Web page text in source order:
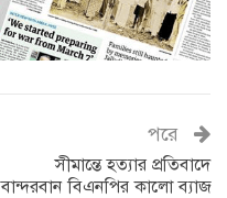
পরে
সীমান্তে হত্যার প্রতিবাদে
বান্দরবান বিএনপির কালো ব্যাজ